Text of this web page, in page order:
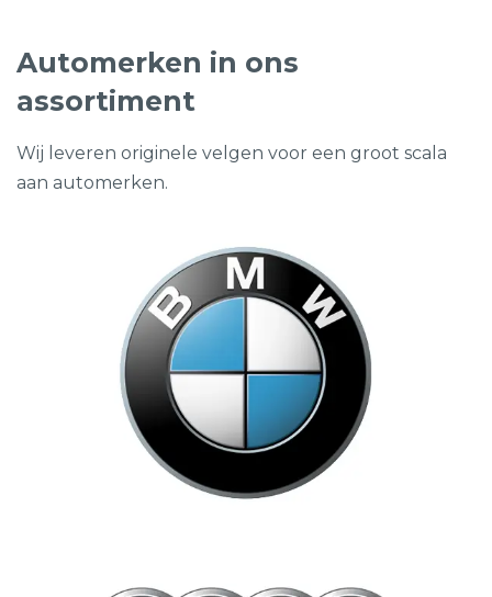
Automerken in ons
assortiment
Wij leveren originele velgen voor een groot scala
aan automerken.